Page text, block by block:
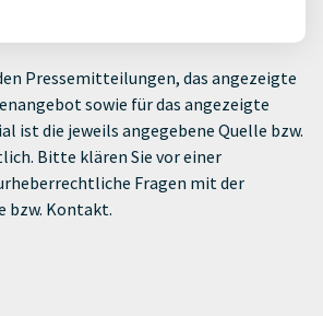
Pressemitteilungen, das angezeigte
sowie für das angezeigte
ist die jeweils angegebene Quelle bzw.
Bitte klären Sie vor einer
Fragen mit der
bzw. Kontakt.